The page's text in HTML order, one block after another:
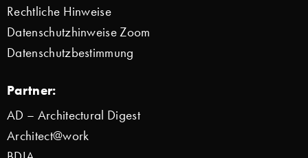
Rechtliche Hinweise
Datenschutzhinweise Zoom
Datenschutzbestimmung
Partner:
AD – Architectural Digest
Architect@work